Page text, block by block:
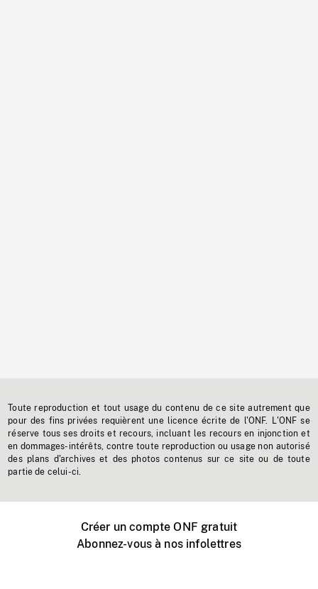
Toute reproduction et tout usage du contenu de ce site autrement que
pour des fins privées requièrent une licence écrite de l'ONF. L'ONF se
réserve tous ses droits et recours, incluant les recours en injonction et
en dommages-intérêts, contre toute reproduction ou usage non autorisé
des plans d'archives et des photos contenus sur ce site ou de toute
partie de celui-ci.
Créer un compte ONF gratuit
Abonnez-vous à nos infolettres